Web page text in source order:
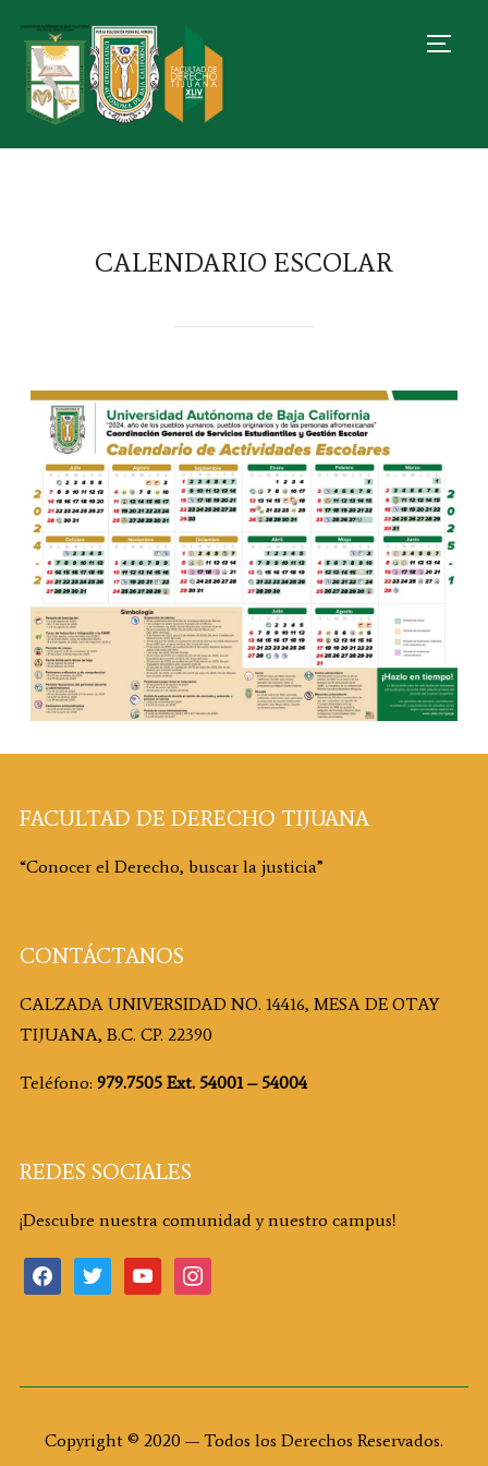
CALENDARIO ESCOLAR
FACULTAD DE DERECHO TIJUANA
“Conocer el Derecho, buscar la justicia”
CONTÁCTANOS
CALZADA UNIVERSIDAD NO. 14416, MESA DE OTAY
TIJUANA, B.C. CP. 22390
Teléfono: 979.7505 Ext. 54001 – 54004
REDES SOCIALES
¡Descubre nuestra comunidad y nuestro campus!
Copyright © 2020 — Todos los Derechos Reservados.